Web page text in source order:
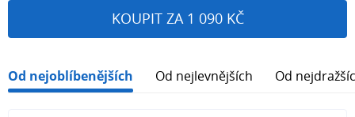
KOUPIT ZA 1 090 KČ
Od nejoblíbenějších Od nejlevnějších Od